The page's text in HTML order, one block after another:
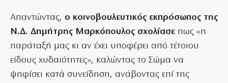
Απαντώντας, ο κοινοβουλευτικός εκπρόσωπος της
Ν.Δ. Δημήτρης Μαρκόπουλος σχολίασε πως «η
παράταξή μας κι αν έχει υποφέρει από τέτοιου
είδους χυδαιότητες», καλώντας το Σώμα να
ψηφίσει κατά συνείδηση, ανάβοντας επί της